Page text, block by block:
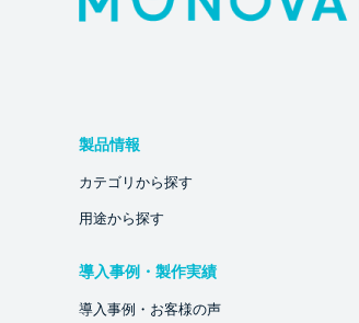
製品情報
カテゴリから探す
用途から探す
導入事例・製作実績
導入事例・お客様の声